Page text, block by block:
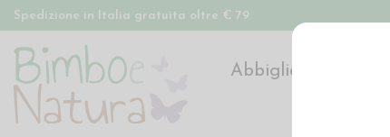
Spedizione in Italia gratuita oltre € 79
Abbigliamento